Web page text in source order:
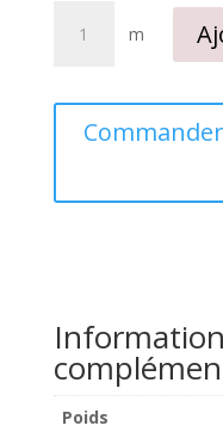
jaune
m
Poids